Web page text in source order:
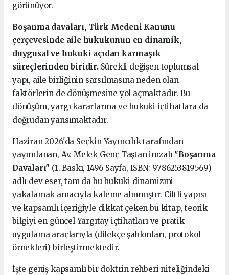
görünüyor.
Boşanma davaları, Türk Medeni Kanunu
çerçevesinde aile hukukunun en dinamik,
duygusal ve hukuki açıdan karmaşık
süreçlerinden biridir.Sürekli değişen toplumsal
yapı, aile birliğinin sarsılmasına neden olan
faktörlerin de dönüşmesine yol açmaktadır. Bu
dönüşüm, yargı kararlarına ve hukuki içtihatlara da
doğrudan yansımaktadır.
Haziran 2026'da Seçkin Yayıncılık tarafından
yayımlanan, Av. Melek Genç Taştan imzalı "Boşanma
Davaları" (1. Baskı, 1496 Sayfa, ISBN: 9786253819569)
adlı dev eser, tam da bu hukuki dinamizmi
yakalamak amacıyla kaleme alınmıştır. Ciltli yapısı
ve kapsamlı içeriğiyle dikkat çeken bu kitap, teorik
bilgiyi en güncel Yargıtay içtihatları ve pratik
uygulama araçlarıyla (dilekçe şablonları, protokol
örnekleri) birleştirmektedir.
İşte geniş kapsamlı bir doktrin rehberi niteliğindeki